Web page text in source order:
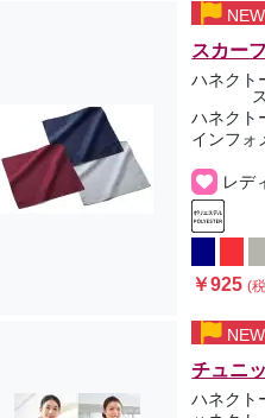
スカー
ハネクト
ハネクト
インフォ
レデ
￥925(
チュニ
ハネクト